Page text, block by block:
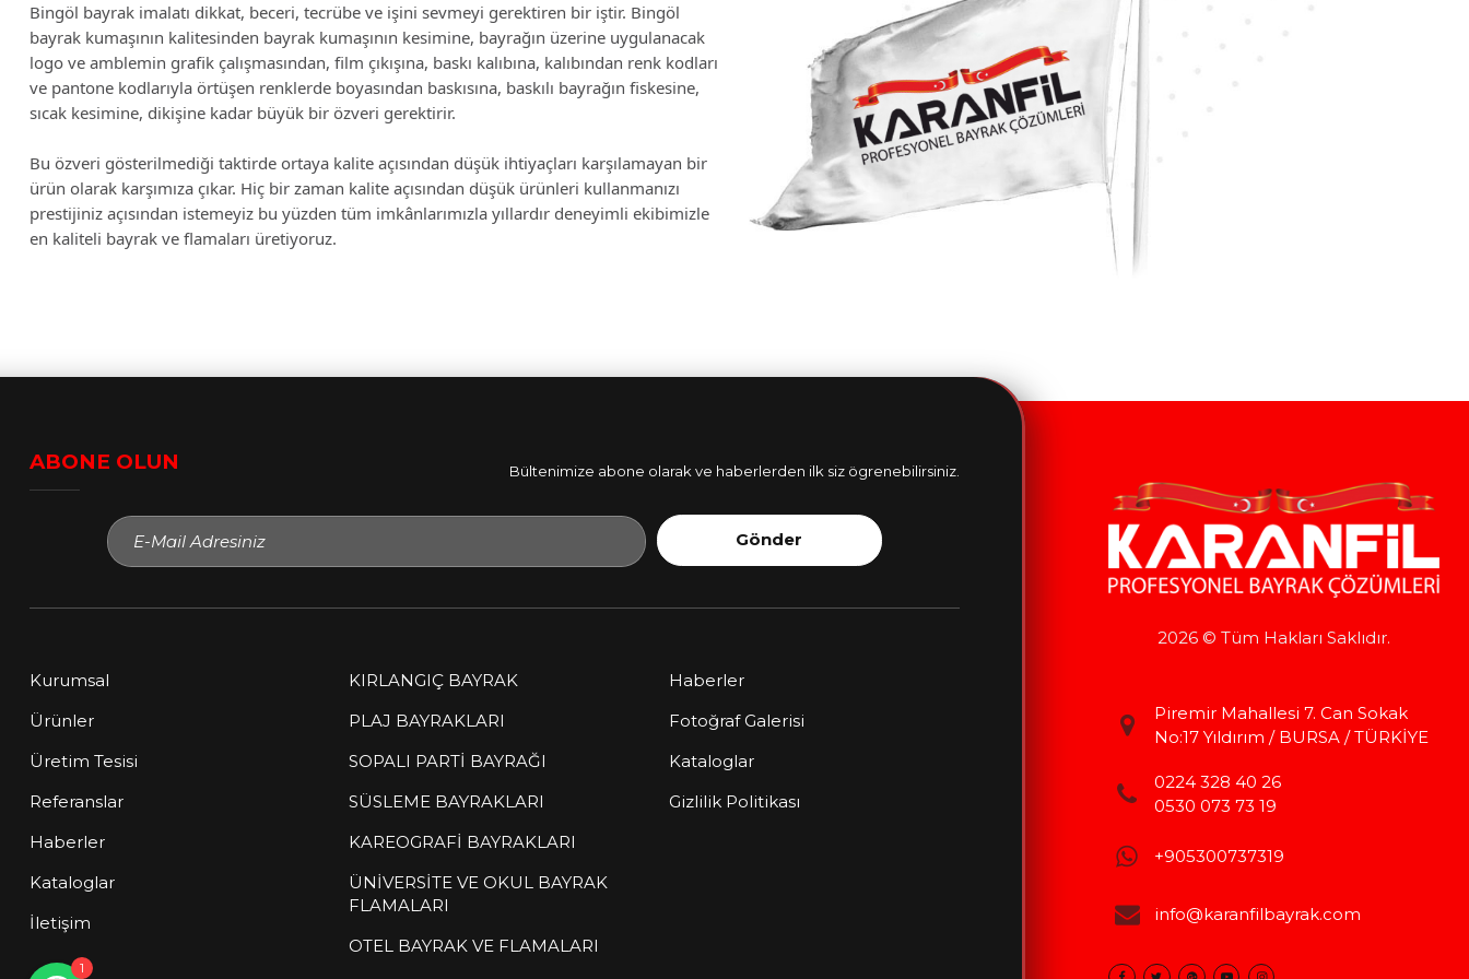
Bingöl bayrak imalatı dikkat, beceri, tecrübe ve işini sevmeyi gerektiren bir iştir. Bingöl
bayrak kumaşının kalitesinden bayrak kumaşının kesimine, bayrağın üzerine uygulanacak
logo ve amblemin grafik çalışmasından, film çıkışına, baskı kalıbına, kalıbından renk kodları
ve pantone kodlarıyla örtüşen renklerde boyasından baskısına, baskılı bayrağın fiskesine,
sıcak kesimine, dikişine kadar büyük bir özveri gerektirir.
Bu özveri gösterilmediği taktirde ortaya kalite açısından düşük ihtiyaçları karşılamayan bir
ürün olarak karşımıza çıkar. Hiç bir zaman kalite açısından düşük ürünleri kullanmanızı
prestijiniz açısından istemeyiz bu yüzden tüm imkânlarımızla yıllardır deneyimli ekibimizle
en kaliteli bayrak ve flamaları üretiyoruz.
2026 © Tüm Hakları Saklıdır.
Piremir Mahallesi 7. Can Sokak
No:17 Yıldırım / BURSA / TÜRKİYE
0224 328 40 26
0530 073 73 19
+905300737319
info@karanfilbayrak.com
ABONE OLUN Bültenimize abone olarak ve haberlerden ilk siz ögrenebilirsiniz.
Gönder
Kurumsal
Ürünler
Üretim Tesisi
Referanslar
Haberler
Kataloglar
İletişim
KIRLANGIÇ BAYRAK
PLAJ BAYRAKLARI
SOPALI PARTİ BAYRAĞI
SÜSLEME BAYRAKLARI
KAREOGRAFİ BAYRAKLARI
ÜNİVERSİTE VE OKUL BAYRAK
FLAMALARI
OTEL BAYRAK VE FLAMALARI
Haberler
Fotoğraf Galerisi
Kataloglar
Gizlilik Politikası
1
Müşteri Temsilcisi
Sitemize hoş geldiniz! Size nasıl
yardımcı olabilirim?